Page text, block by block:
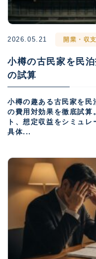
2026.05.21 開業・収支
小樽の古民家を民
の試算
小樽の趣ある古民家を民
の費用対効果を徹底試算
ト、想定収益をシミュ
具体...